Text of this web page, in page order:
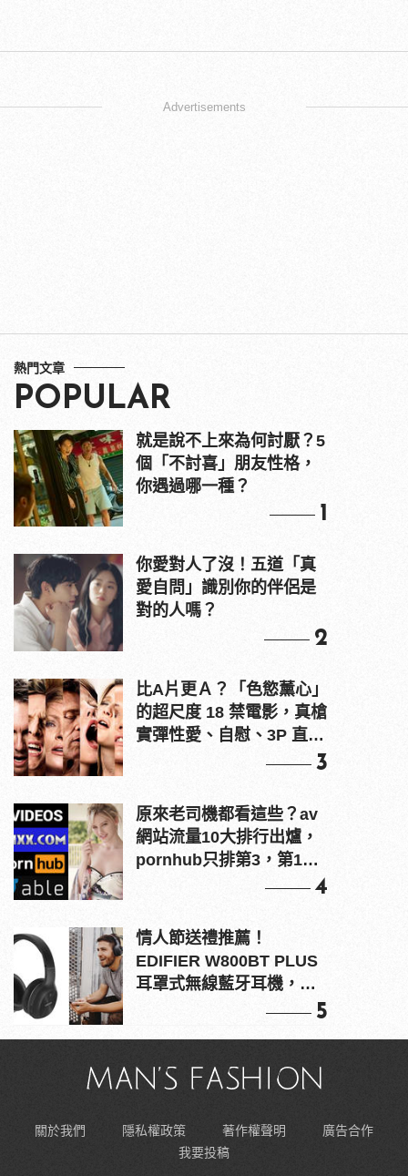
Advertisements
熱門文章
POPULAR
就是說不上來為何討厭？5
個「不討喜」朋友性格，
你遇過哪一種？
1
你愛對人了沒！五道「真
愛自問」識別你的伴侶是
對的人嗎？
2
比A片更Ａ？「色慾薰心」
的超尺度 18 禁電影，真槍
實彈性愛、自慰、3P 直接
3
原來老司機都看這些？av
網站流量10大排行出爐，
pornhub只排第3，第1名
4
情人節送禮推薦！
EDIFIER W800BT PLUS
耳罩式無線藍牙耳機，在
5
關於我們 隱私權政策 著作權聲明
廣告合作
我要投稿